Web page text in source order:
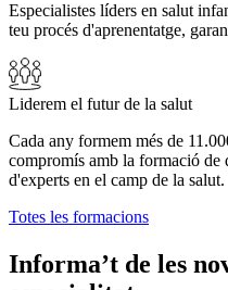
Especialistes líders en salut
teu procés d'aprenentatge,
Liderem el futur de la salut
Cada any formem més de
compromís amb la formació de
d'experts en el camp de la salut.
Totes les formacions
Informa’t de les